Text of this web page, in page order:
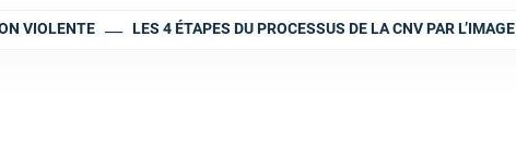
VIOLENTE LES 4 ÉTAPES DU PROCESSUS DE LA CNV PAR L’IMAGE